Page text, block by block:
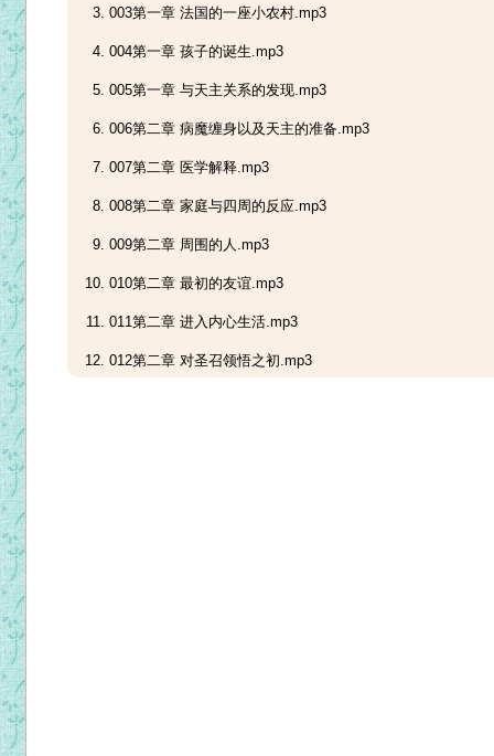
003第一章 法国的一座小农村.mp3
004第一章 孩子的诞生.mp3
005第一章 与天主关系的发现.mp3
006第二章 病魔缠身以及天主的准备.mp3
007第二章 医学解释.mp3
008第二章 家庭与四周的反应.mp3
009第二章 周围的人.mp3
010第二章 最初的友谊.mp3
011第二章 进入内心生活.mp3
012第二章 对圣召领悟之初.mp3